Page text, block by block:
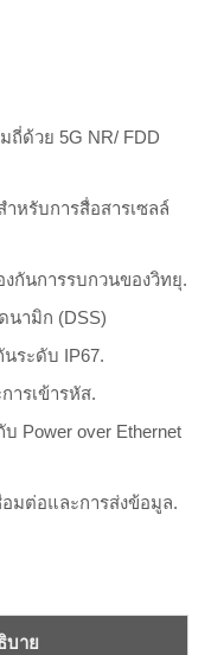
ถี่ด้วย 5G NR/ FDD
หรับการสื่อสารเซลล์
งกันการรบกวนของวิทยุ.
นามิก (DSS)
ระดับ IP67.
ารเข้ารหัส.
Power over Ethernet
มต่อและการส่งข้อมูล.
บาย